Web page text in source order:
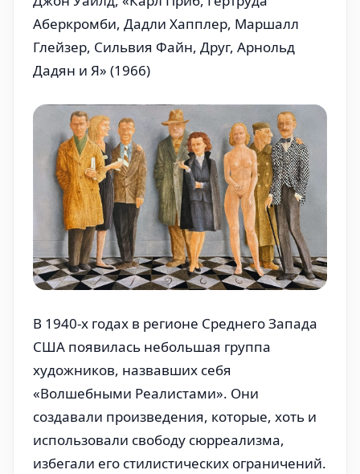
Аберкромби, Дадли Хапплер, Маршалл
Глейзер, Сильвия Файн, Друг, Арнольд
Дадян и Я» (1966)
В 1940-х годах в регионе Среднего Запада
США появилась небольшая группа
художников, назвавших себя
«Волшебными Реалистами». Они
создавали произведения, которые, хоть и
использовали свободу сюрреализма,
избегали его стилистических ограничений.